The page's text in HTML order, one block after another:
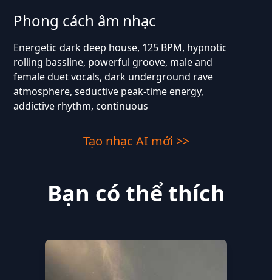
Phong cách âm nhạc
Energetic dark deep house, 125 BPM, hypnotic
rolling bassline, powerful groove, male and
female duet vocals, dark underground rave
atmosphere, seductive peak-time energy,
addictive rhythm, continuous
Tạo nhạc AI mới >>
Bạn có thể thích